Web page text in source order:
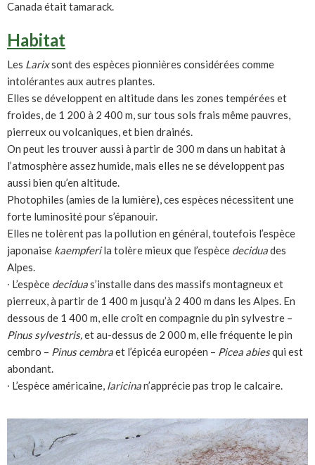
Canada était tamarack.
Habitat
Les Larixsont des espèces pionnières considérées comme
intolérantes aux autres plantes.
Elles se développent en altitude dans les zones tempérées et
froides, de 1 200 à 2 400 m, sur tous sols frais même pauvres,
pierreux ou volcaniques, et bien drainés.
On peut les trouver aussi à partir de 300 m dans un habitat à
l’atmosphère assez humide, mais elles ne se développent pas
aussi bien qu’en altitude.
Photophiles (amies de la lumière), ces espèces nécessitent une
forte luminosité pour s’épanouir.
Elles ne tolèrent pas la pollution en général, toutefois l’espèce
japonaise kaempferila tolère mieux que l’espèce deciduades
Alpes.
∙ L’espèce deciduas’installe dans des massifs montagneux et
pierreux, à partir de 1 400 m jusqu’à 2 400 m dans les Alpes. En
dessous de 1 400 m, elle croît en compagnie du pin sylvestre –
Pinus sylvestris,et au-dessus de 2 000 m, elle fréquente le pin
cembro – Pinus cembraet l’épicéa européen – Picea abiesqui est
abondant.
∙ L’espèce américaine, laricinan’apprécie pas trop le calcaire.